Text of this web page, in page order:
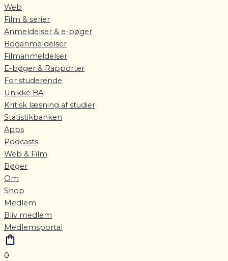
Web
Film & serier
Anmeldelser & e-bøger
Boganmeldelser
Filmanmeldelser
E-bøger & Rapporter
For studerende
Unikke BA
Kritisk læsning af studier
Statistikbanken
Apps
Podcasts
Web & Film
Bøger
Om
Shop
Medlem
Bliv medlem
Medlemsportal
0